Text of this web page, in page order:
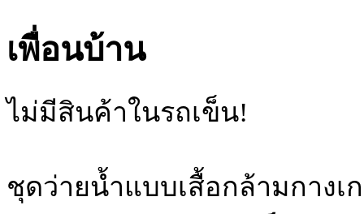
เพื่อนบ้าน
ไม่มีสินค้าในรถเข็น!
ชุดว่ายน้ำแบบเสื้อกล้ามกางเ